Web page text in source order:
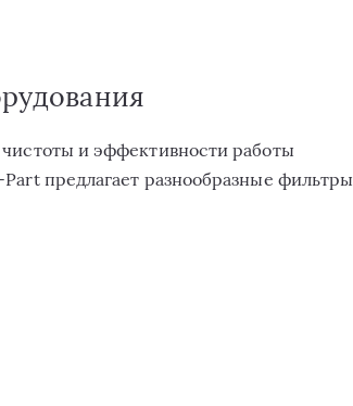
и эффективности работы
предлагает разнообразные фильтры